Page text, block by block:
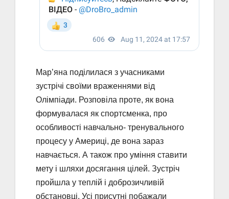
Мар’яна поділилася з учасниками
зустрічі своїми враженнями від
Олімпіади. Розповіла проте, як вона
формувалася як спортсменка, про
особливості навчально- тренувального
процесу у Америці, де вона зараз
навчається. А також про уміння ставити
мету і шляхи досягання цілей. Зустріч
пройшла у теплій і доброзичливій
обстановці. Усі присутні побажали